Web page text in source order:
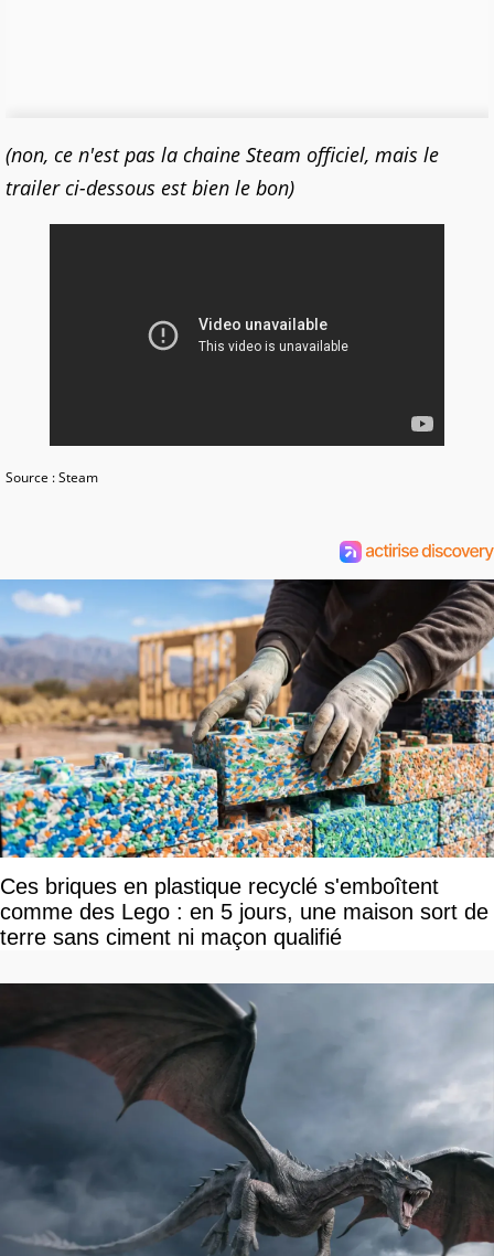
(non, ce n'est pas la chaine Steam officiel, mais le
trailer ci-dessous est bien le bon)
Source : Steam
Ces briques en plastique recyclé s'emboîtent
comme des Lego : en 5 jours, une maison sort de
terre sans ciment ni maçon qualifié